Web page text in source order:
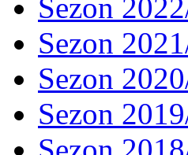
Sezon
Sezon
Sezon
Sezon